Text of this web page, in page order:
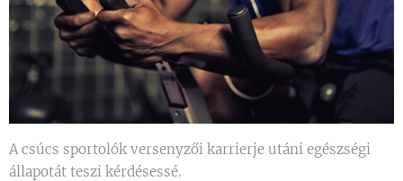
A csúcs sportolók versenyzői karrierje utáni egészségi
állapotát teszi kérdésessé.